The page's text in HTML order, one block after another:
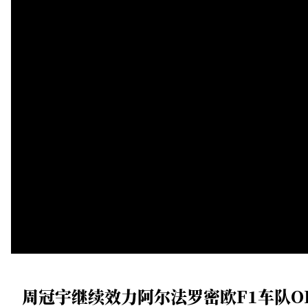
周冠宇继续效力阿尔法罗密欧F1车队